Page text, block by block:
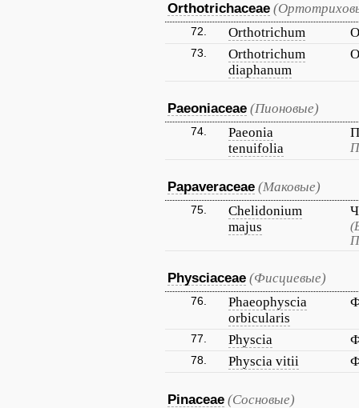
Orthotrichaceae
72. Orthotrichum
73.
Orthotrichum
diaphanum
Paeoniaceae (Пионовые)
74.
Paeonia
tenuifolia
Papaveraceae (Маковые)
75.
Chelidonium
majus
Physciaceae (Фисциевые)
76.
Phaeophyscia
orbicularis
77. Physcia
78. Physcia vitii
Pinaceae (Сосновые)